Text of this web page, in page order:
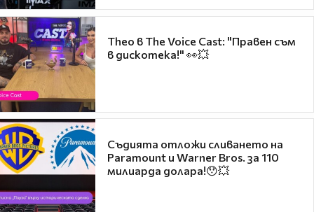
Theo в The Voice Cast: "Правен съм
в дискотека!" 👀💥
Съдията отложи сливането на
Paramount и Warner Bros. за 110
милиарда долара!😯💥